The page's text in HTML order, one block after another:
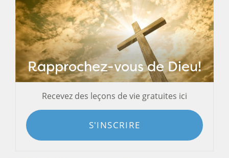
Rapprochez-vous de Dieu!
Recevez des leçons de vie gratuites ici
S'INSCRIRE